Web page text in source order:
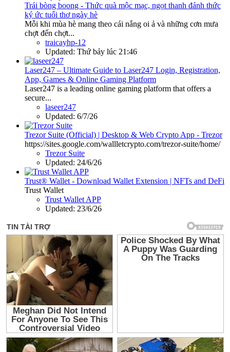
Trái bòng boong - Thức quà mộc mạc, ngọt thanh đánh thức
ký ức tuổi thơ ngày hè
Mỗi khi mùa hè mang theo cái nắng oi ả và những cơn mưa
chợt đến chợt...
traicayhp-12
Updated: Thứ bảy lúc 21:46
Laser247 – Ultimate Guide to Laser247 Login, Registration,
App, Games & Online Gaming Platform
Laser247 is a leading online gaming platform that offers a
secure...
laseer247
Updated: 6/7/26
Trezor Suite (Official) | Desktop & Web Crypto App - Trezor
https://sites.google.com/wallletcrypto.com/trezor-suite/home/
Trezor Suite
Updated: 24/6/26
Trust® Wallet - Download Wallet Extension | NFTs and DeFi
Trust Wallet
Trust Wallet APP
Updated: 23/6/26